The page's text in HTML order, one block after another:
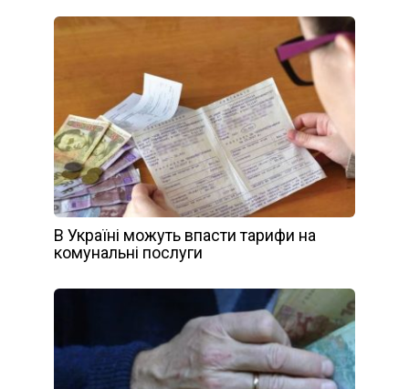
В Україні можуть впасти тарифи на
комунальні послуги